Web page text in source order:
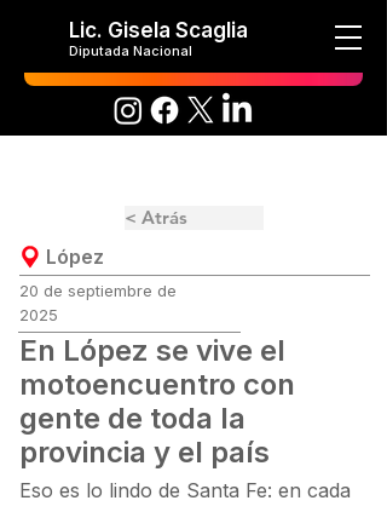
Lic. Gisela Scaglia
Diputada Nacional
< Atrás
López
20 de septiembre de
2025
En López se vive el
motoencuentro con
gente de toda la
provincia y el país
Eso es lo lindo de Santa Fe: en cada